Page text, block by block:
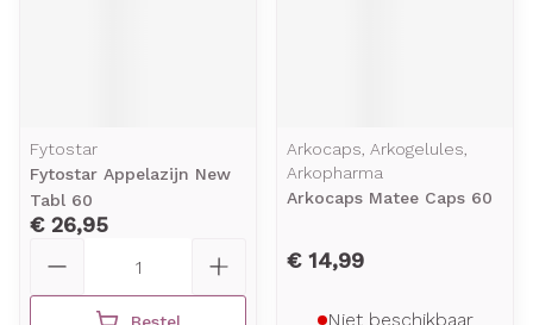
Fytostar
Fytostar Appelazijn New
Tabl 60
€ 26,95
Arkocaps, Arkogelules,
Arkopharma
Arkocaps Matee Caps 60
€ 14,99
Niet beschikbaar